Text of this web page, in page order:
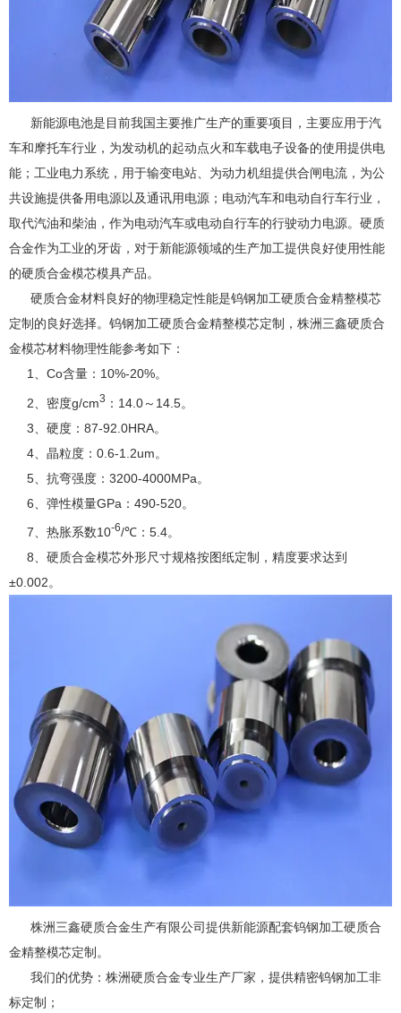
新能源电池是目前我国主要推广生产的重要项目，主要应用于汽
车和摩托车行业，为发动机的起动点火和车载电子设备的使用提供电
能；工业电力系统，用于输变电站、为动力机组提供合闸电流，为公
共设施提供备用电源以及通讯用电源；电动汽车和电动自行车行业，
取代汽油和柴油，作为电动汽车或电动自行车的行驶动力电源。硬质
合金作为工业的牙齿，对于新能源领域的生产加工提供良好使用性能
的硬质合金模芯模具产品。
硬质合金材料良好的物理稳定性能是钨钢加工硬质合金精整模芯
定制的良好选择。钨钢加工硬质合金精整模芯定制，株洲三鑫硬质合
金模芯材料物理性能参考如下：
1、Co含量：10%-20%。
2、密度g/cm3 ：14.0～14.5。
3、硬度：87-92.0HRA。
4、晶粒度：0.6-1.2um。
5、抗弯强度：3200-4000MPa。
6、弹性模量GPa：490-520。
7、热胀系数10-6/℃：5.4。
8、硬质合金模芯外形尺寸规格按图纸定制，精度要求达到
±0.002。
株洲三鑫硬质合金生产有限公司提供新能源配套钨钢加工硬质合
金精整模芯定制。
我们的优势：株洲硬质合金专业生产厂家，提供精密钨钢加工非
标定制；